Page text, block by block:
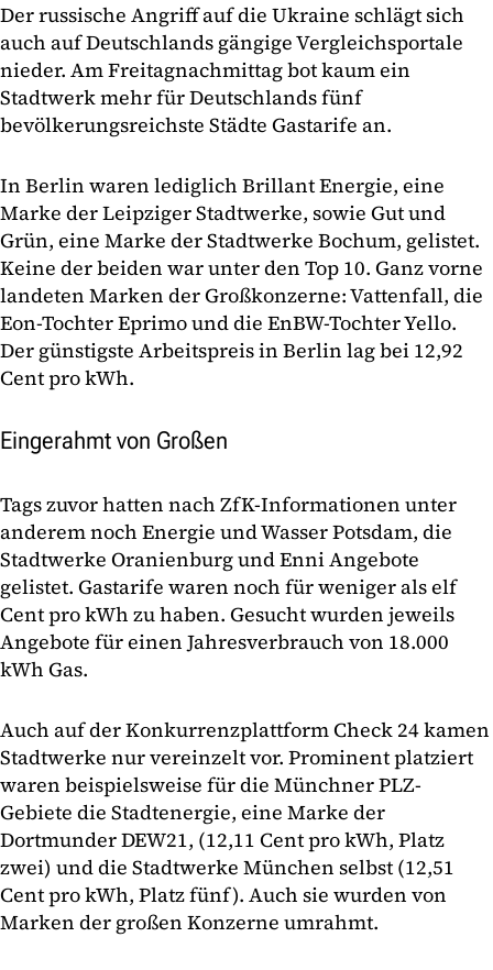
Der russische Angriff auf die Ukraine schlägt sich
auch auf Deutschlands gängige Vergleichsportale
nieder. Am Freitagnachmittag bot kaum ein
Stadtwerk mehr für Deutschlands fünf
bevölkerungsreichste Städte Gastarife an.
In Berlin waren lediglich Brillant Energie, eine
Marke der Leipziger Stadtwerke, sowie Gut und
Grün, eine Marke der Stadtwerke Bochum, gelistet.
Keine der beiden war unter den Top 10. Ganz vorne
landeten Marken der Großkonzerne: Vattenfall, die
Eon-Tochter Eprimo und die EnBW-Tochter Yello.
Der günstigste Arbeitspreis in Berlin lag bei 12,92
Cent pro kWh.
Eingerahmt von Großen
Tags zuvor hatten nach ZfK-Informationen unter
anderem noch Energie und Wasser Potsdam, die
Stadtwerke Oranienburg und Enni Angebote
gelistet. Gastarife waren noch für weniger als elf
Cent pro kWh zu haben. Gesucht wurden jeweils
Angebote für einen Jahresverbrauch von 18.000
kWh Gas.
Auch auf der Konkurrenzplattform Check 24 kamen
Stadtwerke nur vereinzelt vor. Prominent platziert
waren beispielsweise für die Münchner PLZ-
Gebiete die Stadtenergie, eine Marke der
Dortmunder DEW21, (12,11 Cent pro kWh, Platz
zwei) und die Stadtwerke München selbst (12,51
Cent pro kWh, Platz fünf). Auch sie wurden von
Marken der großen Konzerne umrahmt.